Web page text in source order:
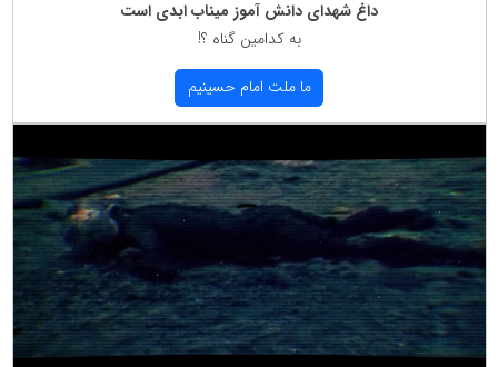
داغ شهدای دانش آموز میناب ابدی است
به كدامین گناه ؟!
ما ملت امام حسینیم